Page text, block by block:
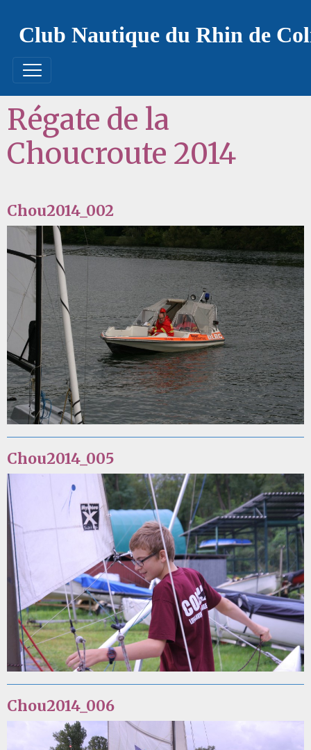
Club Nautique du Rhin de
Régate de la
Choucroute 2014
Chou2014_002
Chou2014_005
Chou2014_006